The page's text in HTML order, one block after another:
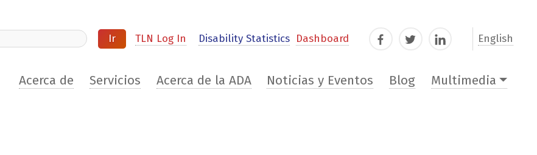
TLN Log In Disability Statistics Dashboard FacebookTwitterLinkedIn English
Acerca de Servicios Acerca de la ADA Noticias y Eventos Blog Multimedia